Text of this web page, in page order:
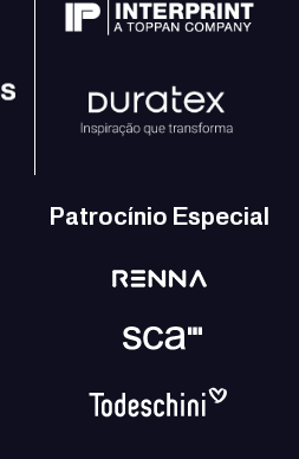
Patrocínio Especial